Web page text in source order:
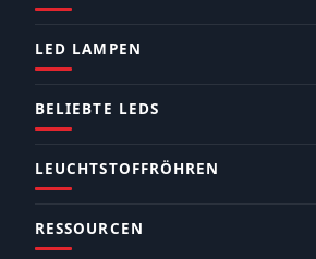
LED LAMPEN
BELIEBTE LEDS
LEUCHTSTOFFRÖHREN
RESSOURCEN